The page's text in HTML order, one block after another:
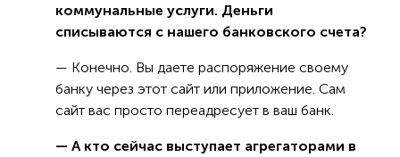
коммунальные услуги. Деньги
списываются с нашего банковского счета?
— Конечно. Вы даете распоряжение своему
банку через этот сайт или приложение. Сам
сайт вас просто переадресует в ваш банк.
— А кто сейчас выступает агрегаторами в